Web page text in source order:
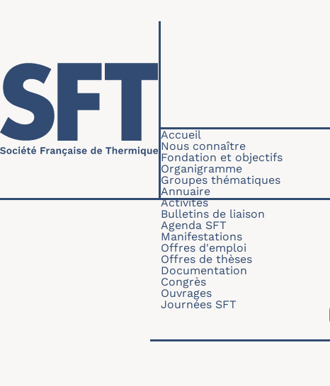
Navigation principale
Accueil
Nous connaître
Fondation et objectifs
Organigramme
Groupes thématiques
Annuaire
Activités
Bulletins de liaison
Agenda SFT
Manifestations
Offres d'emploi
Offres de thèses
Documentation
Congrès
Ouvrages
Journées SFT